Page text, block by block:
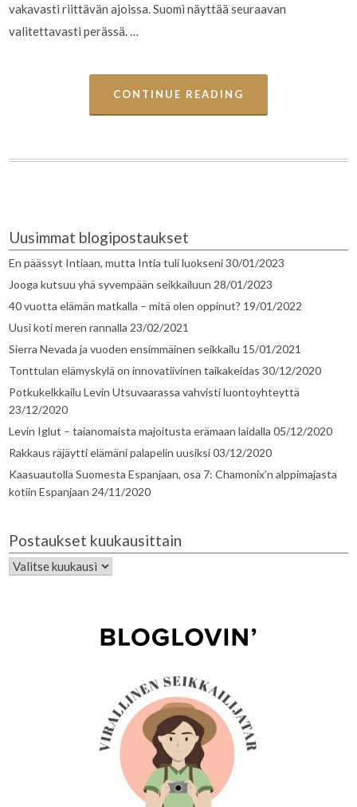
vakavasti riittävän ajoissa. Suomi näyttää seuraavan
valitettavasti perässä. …
CONTINUE READING
Uusimmat blogipostaukset
En päässyt Intiaan, mutta Intia tuli luokseni30/01/2023
Jooga kutsuu yhä syvempään seikkailuun 28/01/2023
40 vuotta elämän matkalla – mitä olen oppinut? 19/01/2022
Uusi koti meren rannalla 23/02/2021
Sierra Nevada ja vuoden ensimmäinen seikkailu 15/01/2021
Tonttulan elämyskylä on innovatiivinen taikakeidas 30/12/2020
Potkukelkkailu Levin Utsuvaarassa vahvisti luontoyhteyttä
23/12/2020
Levin Iglut – taianomaista majoitusta erämaan laidalla 05/12/2020
Rakkaus räjäytti elämäni palapelin uusiksi03/12/2020
Kaasuautolla Suomesta Espanjaan, osa 7: Chamonix’n alppimajasta
kotiin Espanjaan 24/11/2020
Postaukset kuukausittain